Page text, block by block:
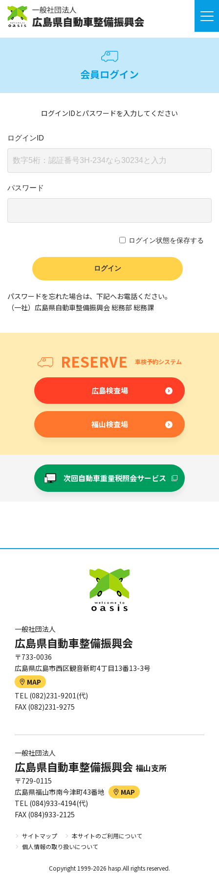
会員ログイン
ログインIDとパスワードを入力してください
ログインID
パスワード
ログイン状態を保存する
パスワードを忘れた場合は、下記へお電話ください。
（一社）広島県自動車整備振興会 総務部 総務課
RESERVE 車検予約システム
広島検査場
福山検査場
次回自動車重量税照会サービス
一般社団法人
広島県自動車整備振興会
〒733-0036
広島県広島市西区観音新町4丁目13番13-3号
MAP
TEL (082)231-9201(代)
FAX (082)231-9275
一般社団法人
広島県自動車整備振興会 福山支所
〒729-0115
広島県福山市南今津町43番地
MAP
TEL (084)933-4194(代)
FAX (084)933-2125
サイトマップ
本サイトのご利用について
個人情報の取り扱いについて
Copyright 1999-2026 hasp.All rights reserved.